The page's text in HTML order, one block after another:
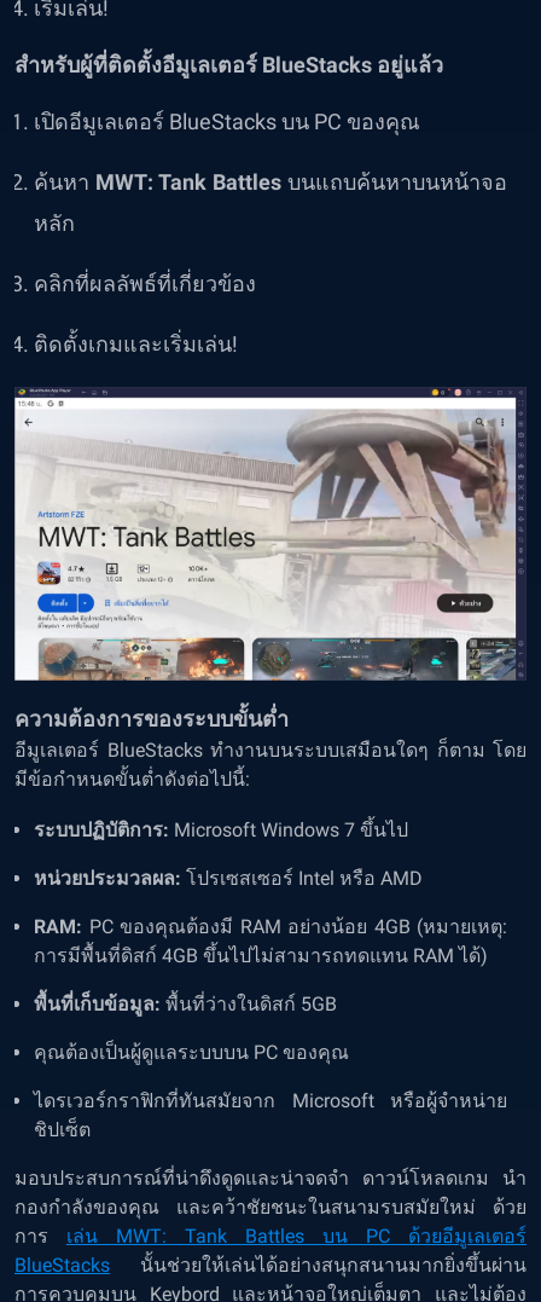
เริ่มเล่น!
สำหรับผู้ที่ติดตั้งอีมูเลเตอร์ BlueStacks อยู่แล้ว
เปิดอีมูเลเตอร์ BlueStacks บน PC ของคุณ
ค้นหา MWT: Tank Battles บนแถบค้นหาบนหน้าจอ
หลัก
คลิกที่ผลลัพธ์ที่เกี่ยวข้อง
ติดตั้งเกมและเริ่มเล่น!
ความต้องการของระบบขั้นต่ำ
อีมูเลเตอร์ BlueStacks ทำงานบนระบบเสมือนใดๆ ก็ตาม โดย
มีข้อกำหนดขั้นต่ำดังต่อไปนี้:
ระบบปฏิบัติการ: Microsoft Windows 7 ขึ้นไป
หน่วยประมวลผล: โปรเซสเซอร์ Intel หรือ AMD
RAM: PC ของคุณต้องมี RAM อย่างน้อย 4GB (หมายเหตุ:
การมีพื้นที่ดิสก์ 4GB ขึ้นไปไม่สามารถทดแทน RAM ได้)
พื้นที่เก็บข้อมูล: พื้นที่ว่างในดิสก์ 5GB
คุณต้องเป็นผู้ดูแลระบบบน PC ของคุณ
ไดรเวอร์กราฟิกที่ทันสมัยจาก Microsoft หรือผู้จำหน่าย
ชิปเซ็ต
มอบประสบการณ์ที่น่าดึงดูดและน่าจดจำ ดาวน์โหลดเกม นำ
กองกำลังของคุณ และคว้าชัยชนะในสนามรบสมัยใหม่ ด้วย
การ เล่น MWT: Tank Battles บน PC ด้วยอีมูเลเตอร์
BlueStacks นั้นช่วยให้เล่นได้อย่างสนุกสนานมากยิ่งขึ้นผ่าน
การควบคุมบน Keybord และหน้าจอใหญ่เต็มตา และไม่ต้อง